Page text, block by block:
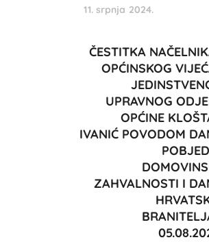
11. srpnja 2024.
ČESTITKA
OPĆINSKOG
UPRAVNOG
OPĆINE
IVANIĆ POVODOM
ZAHVALNOSTI I